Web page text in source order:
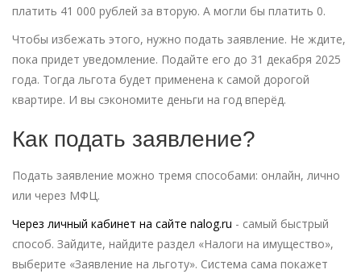
платить 41 000 рублей за вторую. А могли бы платить 0.
Чтобы избежать этого, нужно подать заявление. Не ждите,
пока придет уведомление. Подайте его до 31 декабря 2025
года. Тогда льгота будет применена к самой дорогой
квартире. И вы сэкономите деньги на год вперёд.
Как подать заявление?
Подать заявление можно тремя способами: онлайн, лично
или через МФЦ.
Через личный кабинет на сайте nalog.ru - самый быстрый
способ. Зайдите, найдите раздел «Налоги на имущество»,
выберите «Заявление на льготу». Система сама покажет